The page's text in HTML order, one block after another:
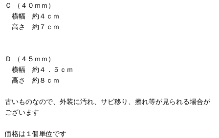
Ｃ （４０ｍｍ）
横幅 約４ｃｍ
高さ 約７ｃｍ
Ｄ （４５ｍｍ）
横幅 約４．５ｃｍ
高さ 約８ｃｍ
古いものなので、外装に汚れ、サビ移り、擦れ等が見られる場合が
ございます
価格は１個単位です